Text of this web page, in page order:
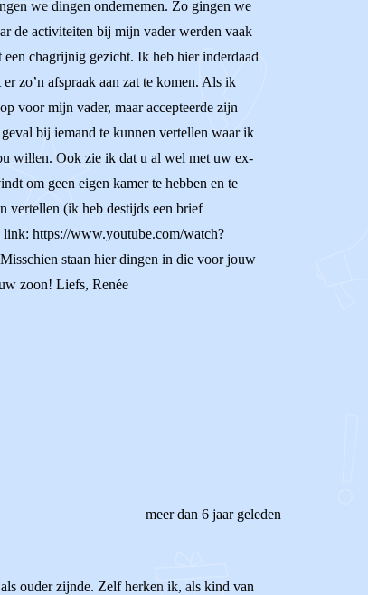
we dingen ondernemen. Zo gingen we
de activiteiten bij mijn vader werden vaak
chagrijnig gezicht. Ik heb hier inderdaad
zo’n afspraak aan zat te komen. Als ik
voor mijn vader, maar accepteerde zijn
bij iemand te kunnen vertellen waar ik
willen. Ook zie ik dat u al wel met uw ex-
om geen eigen kamer te hebben en te
vertellen (ik heb destijds een brief
link: https://www.youtube.com/watch?
staan hier dingen in die voor jouw
zoon! Liefs, Renée
meer dan 6 jaar geleden
ouder zijnde. Zelf herken ik, als kind van